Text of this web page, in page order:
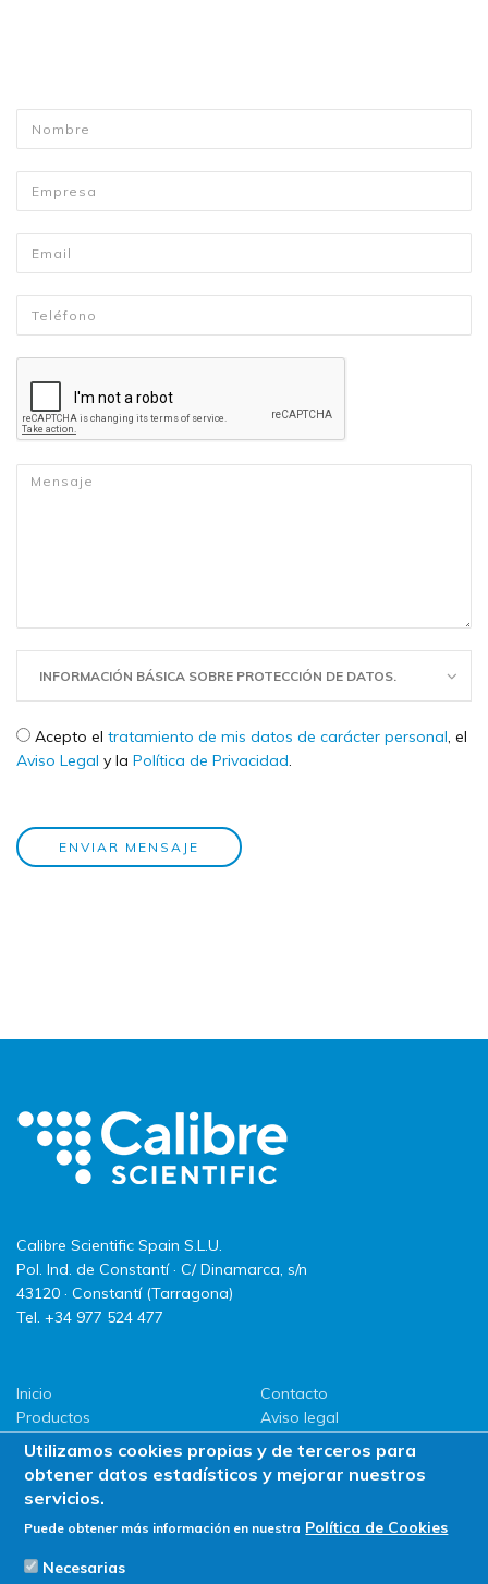
Nombre
Empresa
Email *
Telefono
Mensaje*
INFORMACIÓN BÁSICA SOBRE PROTECCIÓN DE DATOS.
Check legal *
Acepto el tratamiento de mis datos de carácter personal, el
Aviso Legal y la Política de Privacidad.
ENVIAR MENSAJE
Calibre Scientific Spain S.L.U.
Pol. Ind. de Constantí · C/ Dinamarca, s/n
43120 · Constantí (Tarragona)
Tel. +34 977 524 477
Inicio
Productos
LLG
Promociones
ServiSAT
Contacto
Aviso legal
Política de privacidad
Política de Cookies
Utilizamos cookies propias y de terceros para
obtener datos estadísticos y mejorar nuestros
servicios.
Puede obtener más información en nuestra Política de Cookies
Necesarias